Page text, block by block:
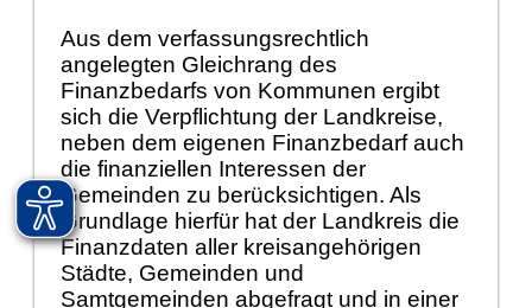
Aus dem verfassungsrechtlich
angelegten Gleichrang des
Finanzbedarfs von Kommunen ergibt
sich die Verpflichtung der Landkreise,
neben dem eigenen Finanzbedarf auch
die finanziellen Interessen der
Gemeinden zu berücksichtigen. Als
Grundlage hierfür hat der Landkreis die
Finanzdaten aller kreisangehörigen
Städte, Gemeinden und
Samtgemeinden abgefragt und in einer